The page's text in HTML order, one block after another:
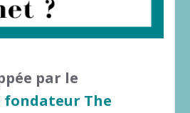
par le
fondateur The